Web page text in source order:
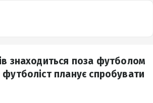
знаходиться поза футболом
планує спробувати